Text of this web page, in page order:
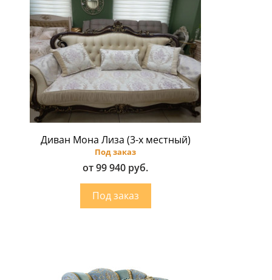
Диван Мона Лиза (3-х местный)
Под заказ
от 99 940 руб.